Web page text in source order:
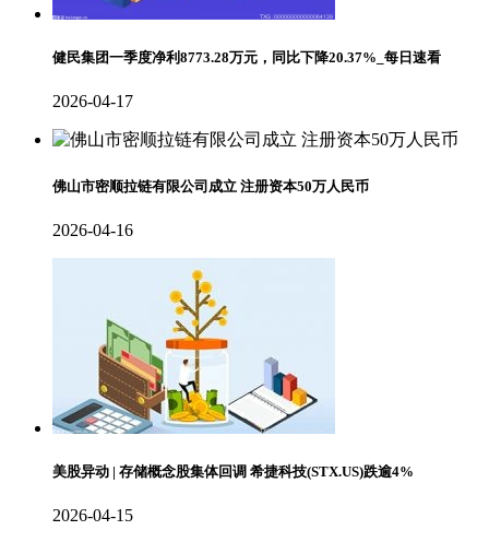
健民集团一季度净利8773.28万元，同比下降20.37%_每日速看
2026-04-17
佛山市密顺拉链有限公司成立 注册资本50万人民币
2026-04-16
美股异动 | 存储概念股集体回调 希捷科技(STX.US)跌逾4%
2026-04-15